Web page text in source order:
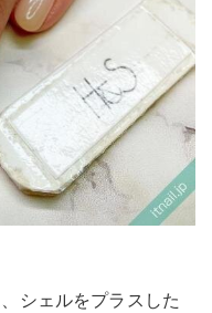
シェルをプラスした